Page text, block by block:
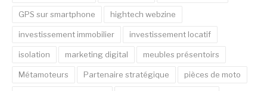
GPS sur smartphone hightech webzine
investissement immobilier investissement locatif
isolation marketing digital meubles présentoirs
Métamoteurs Partenaire stratégique pièces de moto